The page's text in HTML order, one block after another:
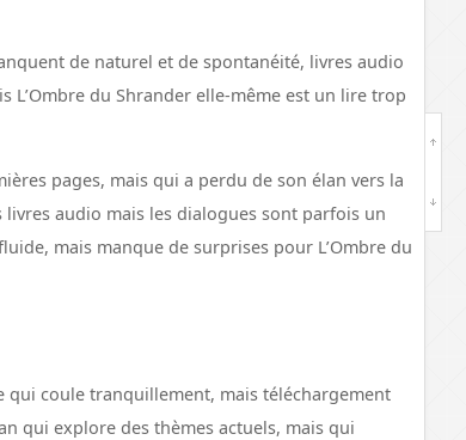
de naturel et de spontanéité, livres audio
L’Ombre du Shrander elle-même est un lire trop
pages, mais qui a perdu de son élan vers la
audio mais les dialogues sont parfois un
mais manque de surprises pour L’Ombre du
qui coule tranquillement, mais téléchargement
qui explore des thèmes actuels, mais qui